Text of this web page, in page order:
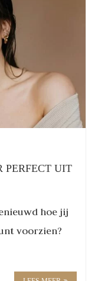
PERFECT UIT
hoe jij
voorzien?